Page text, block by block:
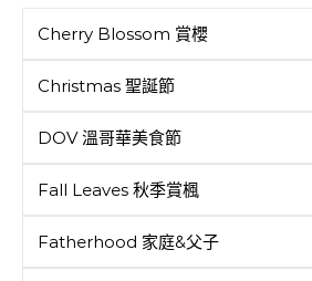
Cherry Blossom 賞櫻
Christmas 聖誕節
DOV 溫哥華美食節
Fall Leaves 秋季賞楓
Fatherhood 家庭&父子